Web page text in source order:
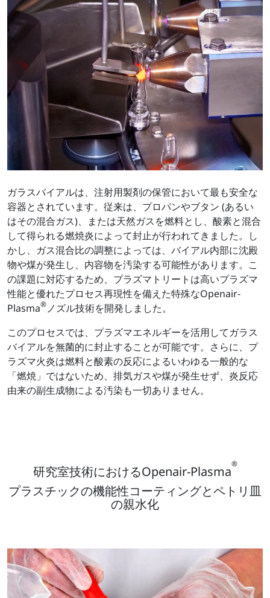
ガラスバイアルは、注射用製剤の保管において最も安全な
容器とされています。従来は、プロパンやブタン (あるい
はその混合ガス)、または天然ガスを燃料とし、酸素と混合
して得られる燃焼炎によって封止が行われてきました。し
かし、ガス混合比の調整によっては、バイアル内部に沈殿
物や煤が発生し、内容物を汚染する可能性があります。こ
の課題に対応するため、プラズマトリートは高いプラズマ
性能と優れたプロセス再現性を備えた特殊なOpenair-
Plasma®ノズル技術を開発しました。
このプロセスでは、プラズマエネルギーを活用してガラス
バイアルを無菌的に封止することが可能です。さらに、プ
ラズマ火炎は燃料と酸素の反応によるいわゆる一般的な
「燃焼」ではないため、排気ガスや煤が発生せず、炎反応
由来の副生成物による汚染も一切ありません。
研究室技術におけるOpenair-Plasma®
プラスチックの機能性コーティングとペトリ皿
の親水化